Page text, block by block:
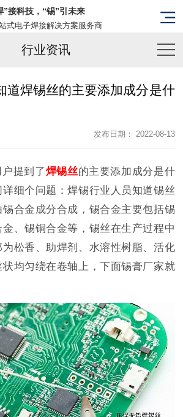
”接科技，“锡”引未来
式电子焊接解决方案服务商
行业资讯
道焊锡丝的主要添加成分是什
发布日期： 2022-08-13
提到了焊锡丝的主要添加成分是什
细个问题：焊锡行业人员知道锡丝
合金成分合成，锡合金主要包括锡
、锡铜合金等，锡丝在生产过程中
松香、助焊剂、水溶性树脂、活化
均匀绕在卷轴上，下面锡膏厂家就